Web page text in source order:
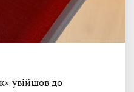
увійшов до